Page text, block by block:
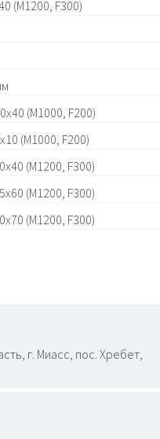
(M1200, F300)
(М1000, F200)
(М1000, F200)
(М1200, F300)
(М1200, F300)
(М1200, F300)
г. Миасс, пос. Хребет,